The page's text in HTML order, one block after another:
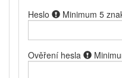
Heslo Minimum 5
Ověření hesla